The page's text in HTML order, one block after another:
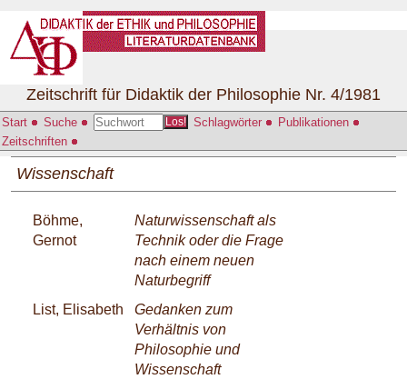
Start Suche Los! Schlagwörter
Publikationen
Zeitschriften
Zeitschrift für Didaktik der Philosophie Nr. 4/1981
Wissenschaft
Böhme,
Gernot
Naturwissenschaft als
Technik oder die Frage
nach einem neuen
Naturbegriff
List, Elisabeth
Gedanken zum
Verhältnis von
Philosophie und
Wissenschaft